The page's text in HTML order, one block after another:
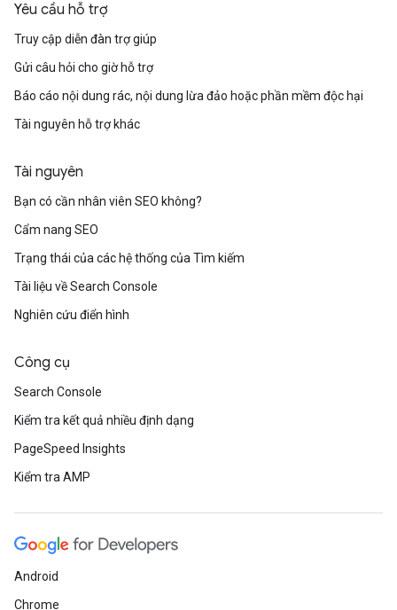
Yêu cầu hỗ trợ
Truy cập diễn đàn trợ giúp
Gửi câu hỏi cho giờ hỗ trợ
Báo cáo nội dung rác, nội dung lừa đảo hoặc phần mềm độc hại
Tài nguyên hỗ trợ khác
Tài nguyên
Bạn có cần nhân viên SEO không?
Cẩm nang SEO
Trạng thái của các hệ thống của Tìm kiếm
Tài liệu về Search Console
Nghiên cứu điển hình
Công cụ
Search Console
Kiểm tra kết quả nhiều định dạng
PageSpeed Insights
Kiểm tra AMP
Android
Chrome